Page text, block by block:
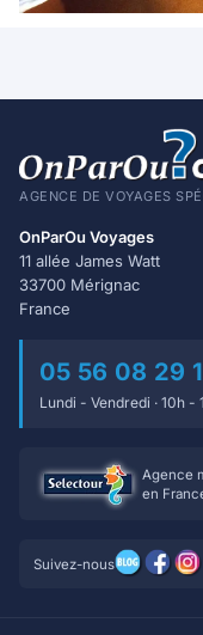
AGENCE DE VOYAGES
OnParOu Voyages
11 allée James Watt
33700 Mérignac
France
05 56 08 29
Lundi - Vendredi · 10h -
Agence
en
Suivez-nous